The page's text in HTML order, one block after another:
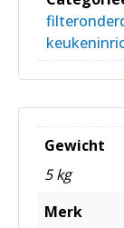
Gewicht
5 kg
Merk